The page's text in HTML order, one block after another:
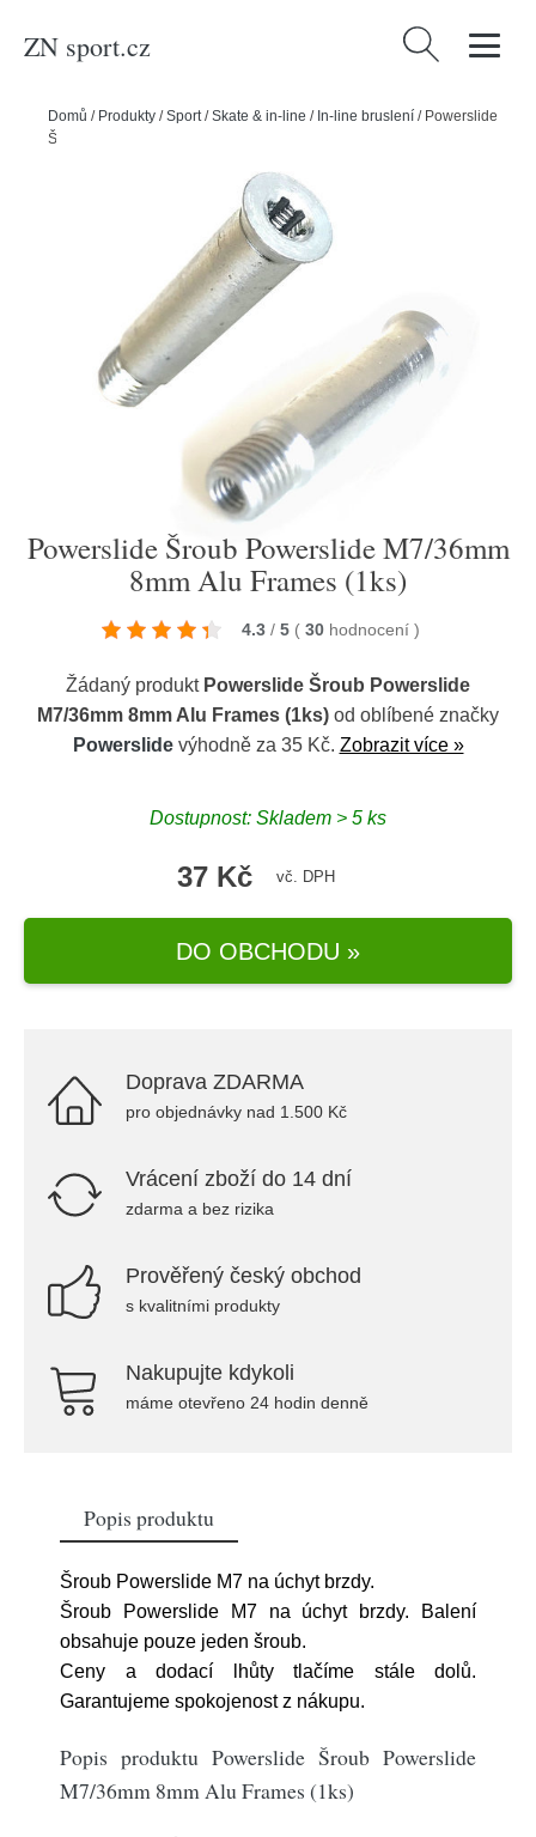
ZN sport.cz Vyhledávání
Domů / Produkty /Sport/Skate & in-line / In-line bruslení / Powerslide
Šroub Powerslide M7/36mm 8mm Alu Frames (1ks)
Powerslide Šroub Powerslide M7/36mm
8mm Alu Frames (1ks)
4.3 / 5 ( 30 hodnocení )
Žádaný produkt Powerslide Šroub Powerslide
M7/36mm 8mm Alu Frames (1ks) od oblíbené značky
Powerslidevýhodně za 35 Kč. Zobrazit více »
Dostupnost: Skladem > 5 ks
37 Kč vč. DPH
DO OBCHODU »
Doprava ZDARMA
pro objednávky nad 1.500 Kč
Vrácení zboží do 14 dní
zdarma a bez rizika
Prověřený český obchod
s kvalitními produkty
Nakupujte kdykoli
máme otevřeno 24 hodin denně
Popis produktu
Šroub Powerslide M7 na úchyt brzdy.
Šroub Powerslide M7 na úchyt brzdy. Balení
obsahuje pouze jeden šroub.
Ceny a dodací lhůty tlačíme stále dolů.
Garantujeme spokojenost z nákupu.
Popis produktu Powerslide Šroub Powerslide
M7/36mm 8mm Alu Frames (1ks)